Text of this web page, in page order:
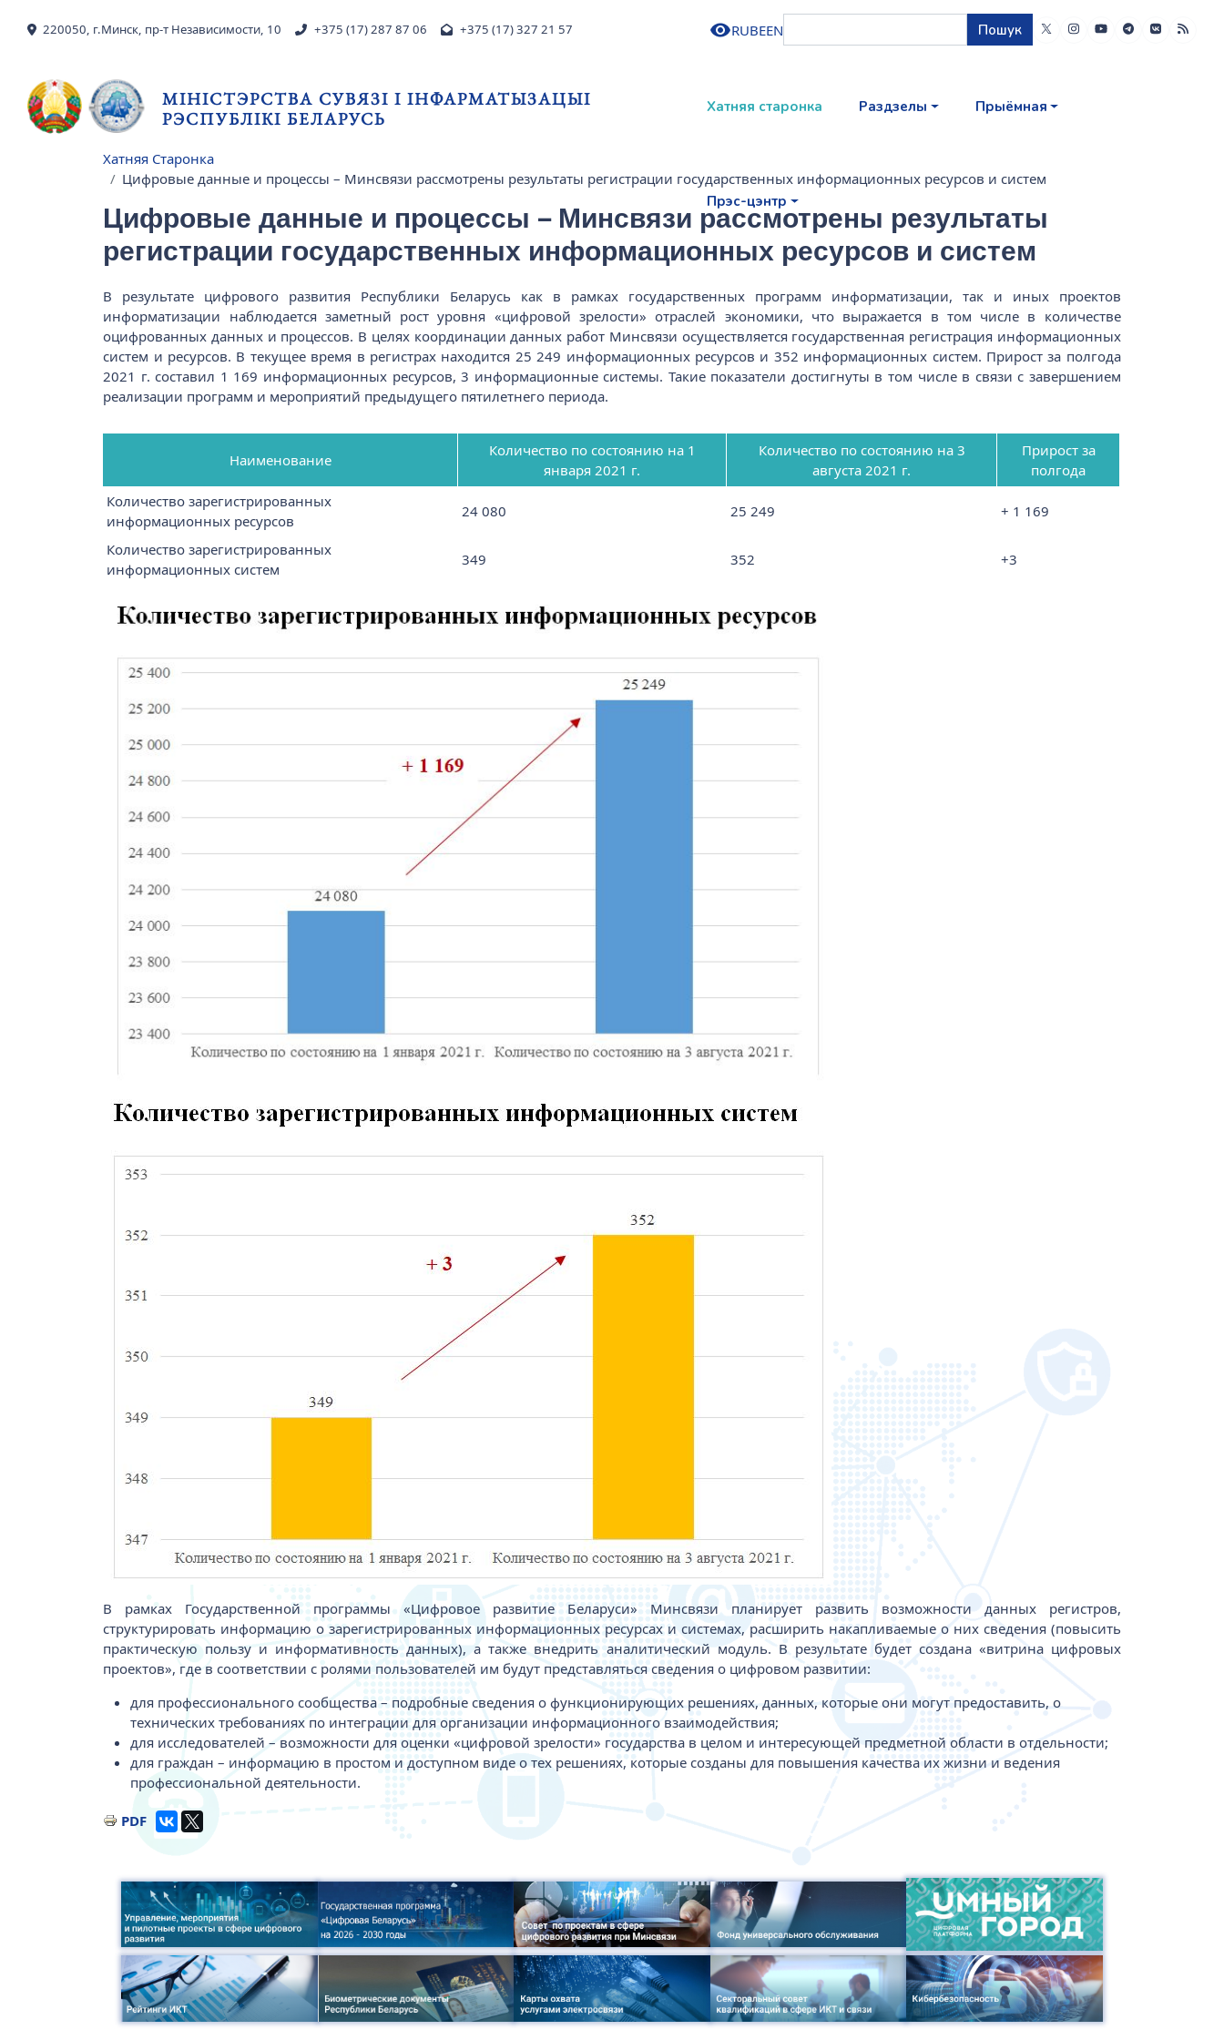
220050, г.Минск, пр-т Независимости, 10 +375 (17) 287 87 06 +375 (17) 327 21 57 RUBEEN Пошук
МІНІСТЭРСТВА СУВЯЗІ І ІНФАРМАТЫЗАЦЫІ
РЭСПУБЛІКІ БЕЛАРУСЬ
Хатняя старонка Раздзелы Прыёмная
Прэс-цэнтр
Breadcrumb
Хатняя Старонка
Цифровые данные и процессы – Минсвязи рассмотрены результаты регистрации государственных информационных ресурсов и систем
Цифровые данные и процессы – Минсвязи рассмотрены результаты
регистрации государственных информационных ресурсов и систем
В результате цифрового развития Республики Беларусь как в рамках государственных программ информатизации, так и иных проектов
информатизации наблюдается заметный рост уровня «цифровой зрелости» отраслей экономики, что выражается в том числе в количестве
оцифрованных данных и процессов. В целях координации данных работ Минсвязи осуществляется государственная регистрация информационных
систем и ресурсов. В текущее время в регистрах находится 25 249 информационных ресурсов и 352 информационных систем. Прирост за полгода
2021 г. составил 1 169 информационных ресурсов, 3 информационные системы. Такие показатели достигнуты в том числе в связи с завершением
реализации программ и мероприятий предыдущего пятилетнего периода.
Наименование
Количество по состоянию на 1
января 2021 г.
Количество по состоянию на 3
августа 2021 г.
Прирост за
полгода
Количество зарегистрированных
информационных ресурсов
24 080 25 249 + 1 169
Количество зарегистрированных
информационных систем
349 352 +3
В рамках Государственной программы «Цифровое развитие Беларуси» Минсвязи планирует развить возможности данных регистров,
структурировать информацию о зарегистрированных информационных ресурсах и системах, расширить накапливаемые о них сведения (повысить
практическую пользу и информативность данных), а также внедрить аналитический модуль. В результате будет создана «витрина цифровых
проектов», где в соответствии с ролями пользователей им будут представляться сведения о цифровом развитии:
для профессионального сообщества – подробные сведения о функционирующих решениях, данных, которые они могут предоставить, о
технических требованиях по интеграции для организации информационного взаимодействия;
для исследователей – возможности для оценки «цифровой зрелости» государства в целом и интересующей предметной области в отдельности;
для граждан – информацию в простом и доступном виде о тех решениях, которые созданы для повышения качества их жизни и ведения
профессиональной деятельности.
PDF